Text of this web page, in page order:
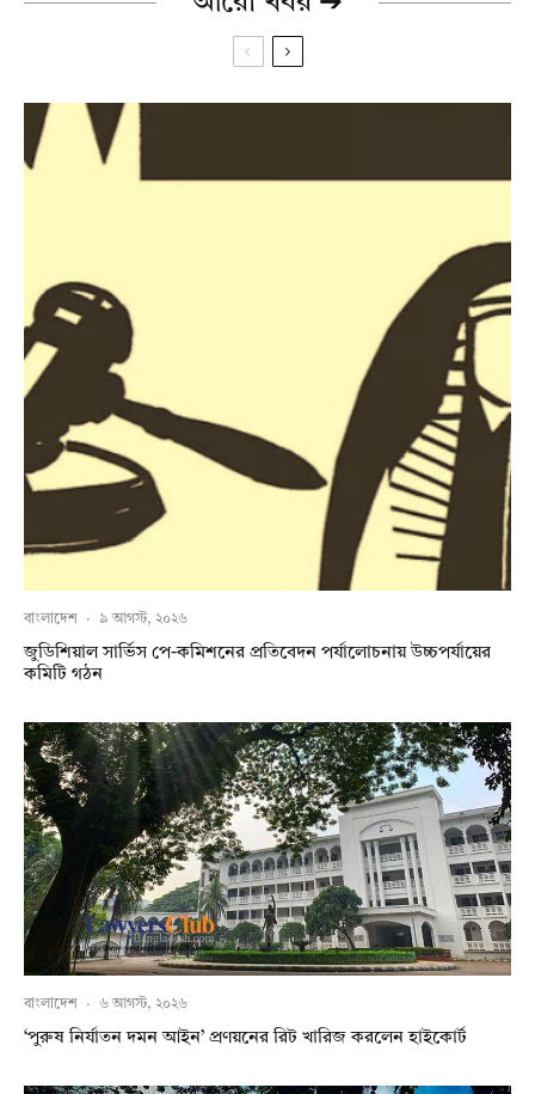
বাংলাদেশ · ৯ আগস্ট, ২০২৬
জুডিশিয়াল সার্ভিস পে-কমিশনের প্রতিবেদন পর্যালোচনায় উচ্চপর্যায়ের
কমিটি গঠন
বাংলাদেশ · ৬ আগস্ট, ২০২৬
‘পুরুষ নির্যাতন দমন আইন’ প্রণয়নের রিট খারিজ করলেন হাইকোর্ট